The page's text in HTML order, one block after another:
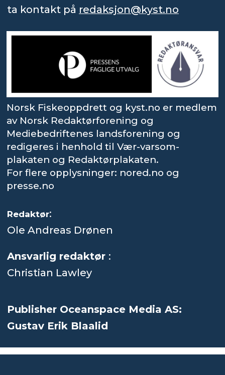
ta kontakt på redaksjon@kyst.no
Norsk Fiskeoppdrett og kyst.no er medlem
av Norsk Redaktørforening og
Mediebedriftenes landsforening og
redigeres i henhold til Vær-varsom-
plakaten og Redaktørplakaten.
For flere opplysninger: nored.no og
presse.no
Redaktør:
Ole Andreas Drønen
Ansvarlig redaktør :
Christian Lawley
Publisher Oceanspace Media AS:
Gustav Erik Blaalid